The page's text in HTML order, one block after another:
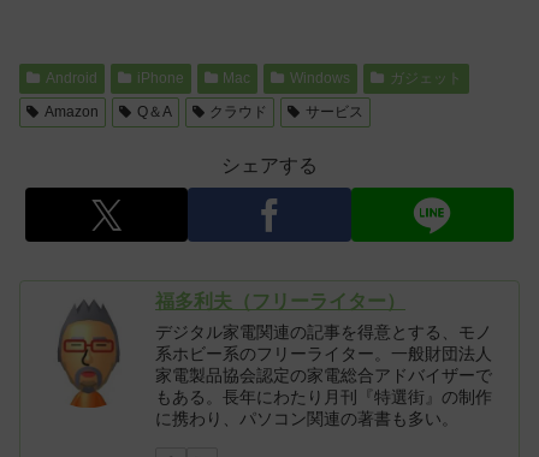
Android iPhone Mac Windows
ガジェット
Amazon
Q＆A クラウド サービス
シェアする
福多利夫（フリーライター）
デジタル家電関連の記事を得意とする、モノ
系ホビー系のフリーライター。一般財団法人
家電製品協会認定の家電総合アドバイザーで
もある。長年にわたり月刊『特選街』の制作
に携わり、パソコン関連の著書も多い。